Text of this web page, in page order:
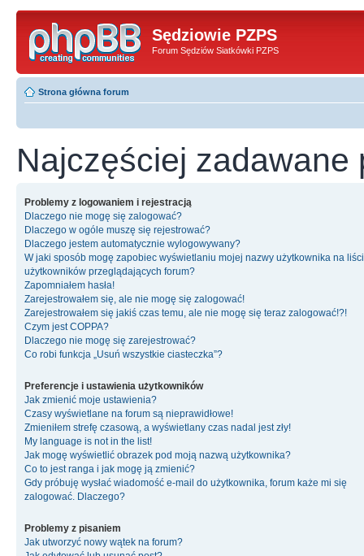
Sędziowie PZPS
Forum Sędziów Siatkówki PZPS
Strona główna forum
Najczęściej zadawane
Problemy z logowaniem i rejestracją
Dlaczego nie mogę się zalogować?
Dlaczego w ogóle muszę się rejestrować?
Dlaczego jestem automatycznie wylogowywany?
W jaki sposób mogę zapobiec wyświetlaniu mojej nazwy użytkownika na
użytkowników przeglądających forum?
Zapomniałem hasła!
Zarejestrowałem się, ale nie mogę się zalogować!
Zarejestrowałem się jakiś czas temu, ale nie mogę się teraz zalogować!?!
Czym jest COPPA?
Dlaczego nie mogę się zarejestrować?
Co robi funkcja „Usuń wszystkie ciasteczka”?
Preferencje i ustawienia użytkowników
Jak zmienić moje ustawienia?
Czasy wyświetlane na forum są nieprawidłowe!
Zmieniłem strefę czasową, a wyświetlany czas nadal jest zły!
My language is not in the list!
Jak mogę wyświetlić obrazek pod moją nazwą użytkownika?
Co to jest ranga i jak mogę ją zmienić?
Gdy próbuję wysłać wiadomość e-mail do użytkownika, forum każe mi się
zalogować. Dlaczego?
Problemy z pisaniem
Jak utworzyć nowy wątek na forum?